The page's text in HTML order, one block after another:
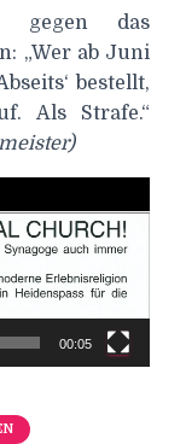
gegen das
„Wer ab Juni
bestellt,
Als Strafe.“
00:05